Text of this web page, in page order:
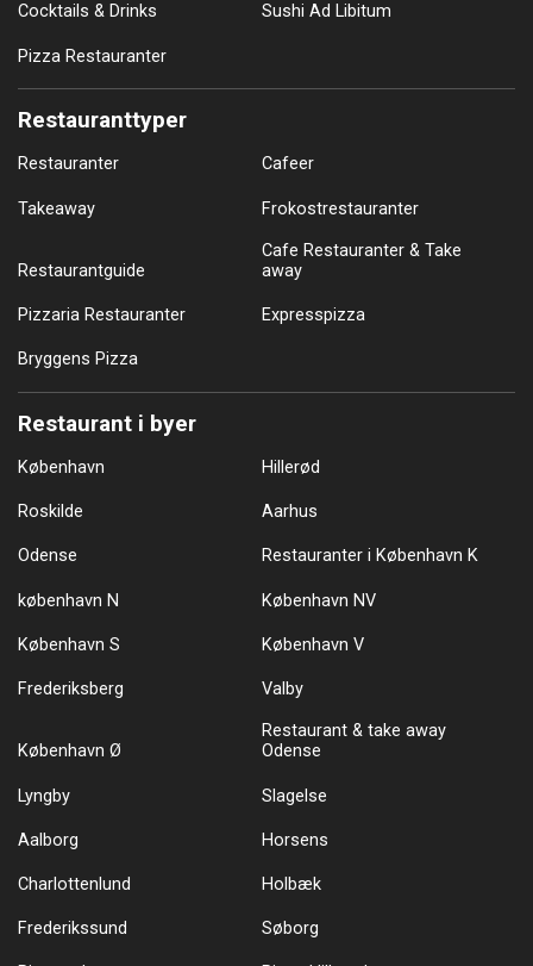
Cocktails & Drinks Sushi Ad Libitum
Pizza Restauranter
Restauranttyper
Restauranter Cafeer
Takeaway Frokostrestauranter
Restaurantguide
Cafe Restauranter & Take
away
Pizzaria Restauranter Expresspizza
Bryggens Pizza
Restaurant i byer
København Hillerød
Roskilde Aarhus
Odense Restauranter i København K
københavn N København NV
København S København V
Frederiksberg Valby
København Ø
Restaurant & take away
Odense
Lyngby Slagelse
Aalborg Horsens
Charlottenlund Holbæk
Frederikssund Søborg